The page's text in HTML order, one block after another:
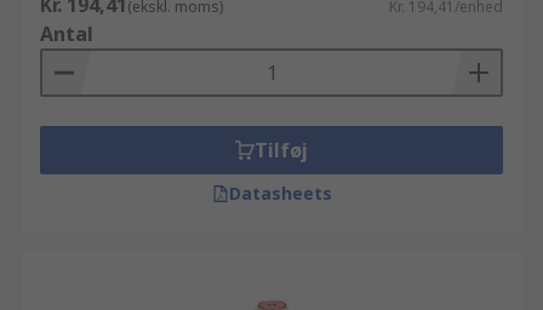
(ekskl. moms) Kr. 194,41/enhed
Antal
Tilføj
Datasheets